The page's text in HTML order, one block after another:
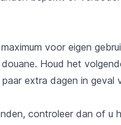
voor eigen
Houd het
extra dagen in geval
controleer dan of u